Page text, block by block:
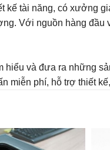
kế tài năng, có xưởng
Với nguồn hàng đầu
hiểu và đưa ra những
miễn phí, hỗ trợ thiết